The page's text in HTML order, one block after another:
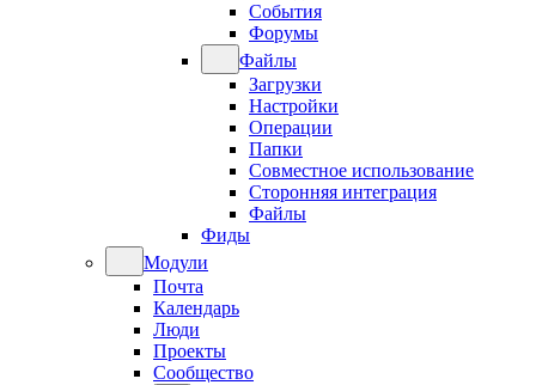
События
Форумы
Файлы
Загрузки
Настройки
Операции
Папки
Совместное использование
Сторонняя интеграция
Файлы
Фиды
Модули
Почта
Календарь
Люди
Проекты
Сообщество